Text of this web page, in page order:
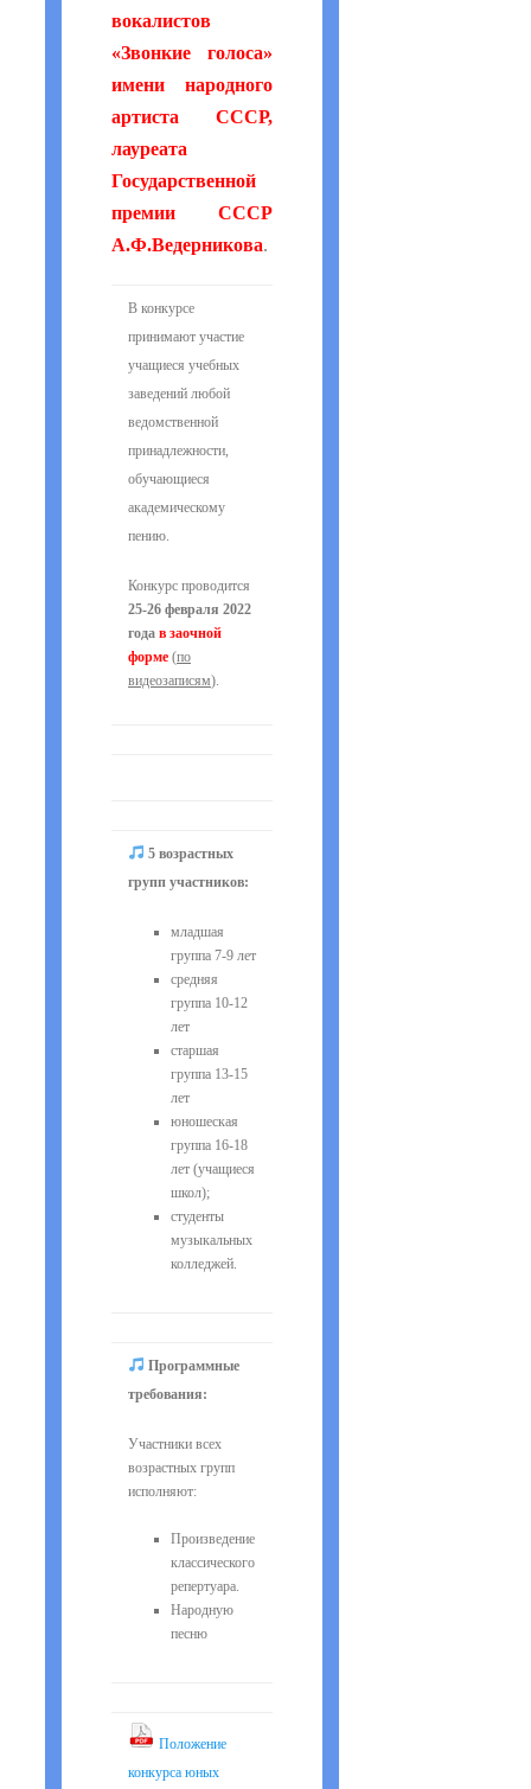
вокалистов
«Звонкие голоса»
имени народного
артиста СССР,
лауреата
Государственной
премии СССР
А.Ф.Ведерникова.
В конкурсе
принимают участие
учащиеся учебных
заведений любой
ведомственной
принадлежности,
обучающиеся
академическому
пению.
Конкурс проводится
25-26 февраля 2022
года в заочной
форме (по
видеозаписям).
5 возрастных
групп участников:
младшая
группа 7-9 лет
средняя
группа 10-12
лет
старшая
группа 13-15
лет
юношеская
группа 16-18
лет (учащиеся
школ);
студенты
музыкальных
колледжей.
Программные
требования:
Участники всех
возрастных групп
исполняют:
Произведение
классического
репертуара.
Народную
песню
Положение
конкурса юных